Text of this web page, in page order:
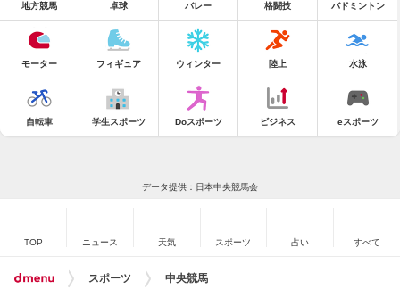
地方競馬 卓球 バレー 格闘技 バドミントン
モーター フィギュア ウィンター 陸上 水泳
自転車 学生スポーツ Doスポーツ ビジネス eスポーツ
データ提供：日本中央競馬会
TOP ニュース 天気 スポーツ 占い すべて
スポーツ 中央競馬